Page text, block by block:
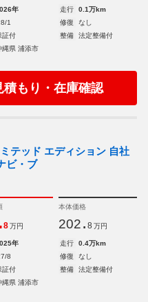
年 走行
0.1万km
1 修復
なし
証付 整備
法定整備付
縄県 浦添市
積もり・在庫確認
テッド エディション 自社
ビ・ブ
8 万円
本体価格
202. 8 万円
年 走行
0.4万km
8 修復
なし
証付 整備
法定整備付
縄県 浦添市